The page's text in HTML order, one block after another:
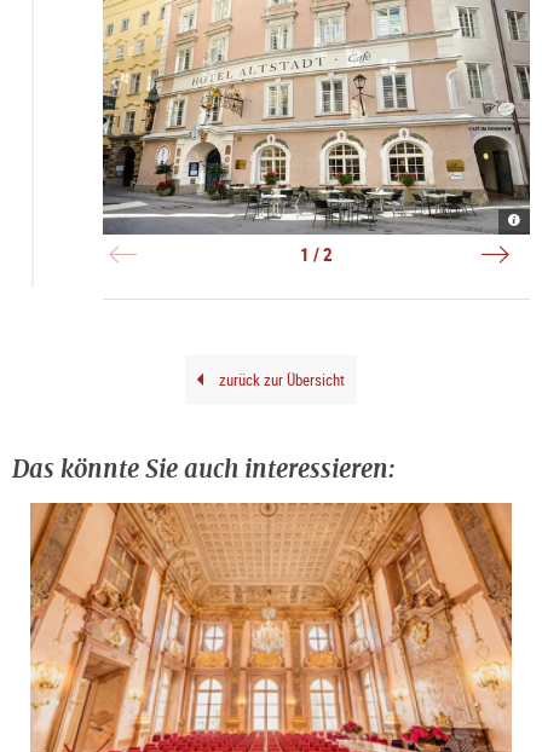
Blu
Blu
1 / 2
zurück zur Übersicht
Das könnte Sie auch interessieren: